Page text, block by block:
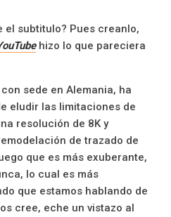
el subtitulo? Pues creanlo,
hizo lo que pareciera
sede en Alemania, ha
eludir las limitaciones de
resolución de 8K y
de trazado de
que es más exuberante,
lo cual es más
que estamos hablando de
cree, eche un vistazo al